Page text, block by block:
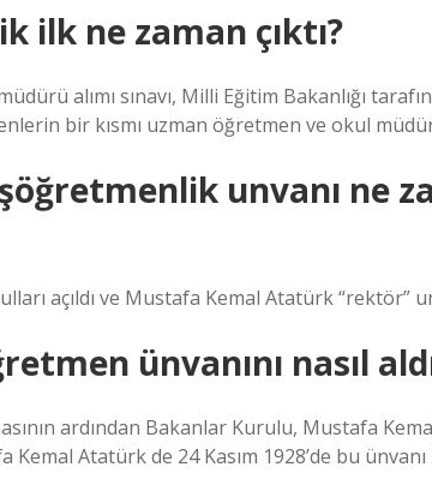
ilk ne zaman çıktı?
alımı sınavı, Milli Eğitim Bakanlığı
bir kısmı uzman öğretmen ve okul
unvanı ne
açıldı ve Mustafa Kemal Atatürk “rektör”
ünvanını nasıl
ardından Bakanlar Kurulu, Mustafa
Kemal Atatürk de 24 Kasım 1928’de bu